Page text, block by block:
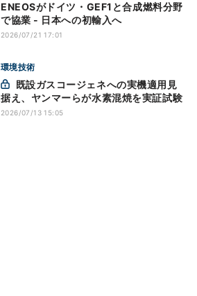
ENEOSがドイツ・GEF1と合成燃料分野
で協業 - 日本への初輸入へ
2026/07/21 17:01
環境技術
据え、ヤンマーらが水素混焼を実証試験
2026/07/13 15:05